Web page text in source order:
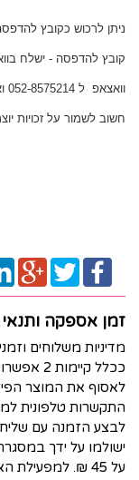
ניתן לרכוש כקובץ
קובץ להדפסה - ישלח
וואצאפ ל 052-8575214 ואשלח לכם את הקובץ)
חשוב לשמור על זכויות
זמן אספקה
מדיניות משלוחים
ככלל קיימות 2 אפשרויות לקבלת המוצר/ים הפיזיים המבוקש/ים:
לאסוף את המוצר
התקשרות טלפונית למספר:052-
לבצע הזמנה עם שליח
ישולמו על ידך
על 45 ₪.